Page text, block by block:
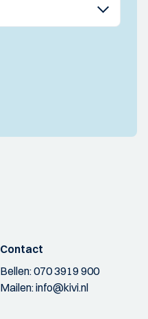
Contact
Bellen:070 3919 900
Mailen:info@kivi.nl